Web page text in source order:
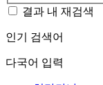
결과 내 재검색
인기 검색어
다국어 입력